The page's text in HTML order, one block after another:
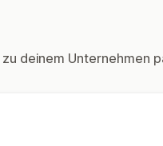
deinem Unternehmen